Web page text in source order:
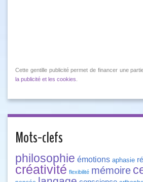
Cette gentille publicité permet de financer une
la publicité et les cookies
Mots-clefs
philosophie émotions aphasie
créativité flexibilité mémoire